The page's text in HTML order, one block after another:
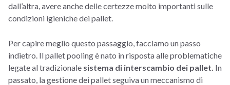
dall’altra, avere anche delle certezze molto importanti sulle
condizioni igieniche dei pallet.
Per capire meglio questo passaggio, facciamo un passo
indietro. Il pallet pooling è nato in risposta alle problematiche
legate al tradizionale sistema di interscambio dei pallet. In
passato, la gestione dei pallet seguiva un meccanismo di